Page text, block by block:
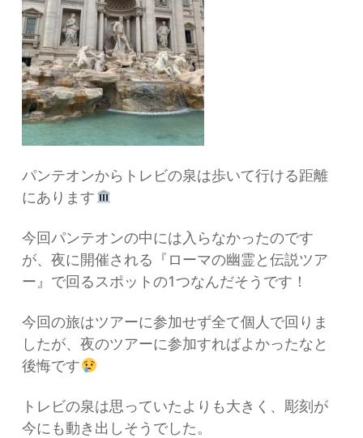
パンテオンからトレビの泉は歩いて行ける距離
にあります
今回パンテオンの中には入らなかったのです
が、夜に開催される『ローマの幽霊と伝説ツア
ー』で回るスポットの1つなんだそうです！
今回の旅はツアーに参加せず全て個人で回りま
したが、夜のツアーに参加すればよかったなと
後悔です
トレビの泉は思っていたよりも大きく、彫刻が
今にも動き出しそうでした。